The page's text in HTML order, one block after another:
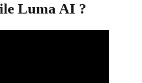
Luma AI ?